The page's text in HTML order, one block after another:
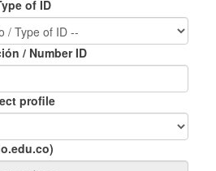
of ID
/ Number ID
profile